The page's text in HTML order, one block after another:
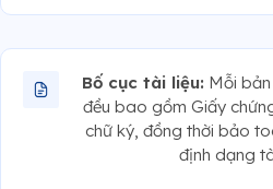
Bố cục tài liệu: Mỗi
đều bao gồm Giấy
chữ ký, đồng thời bảo
định dạng